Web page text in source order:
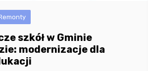
szkół w Gminie
modernizacje dla